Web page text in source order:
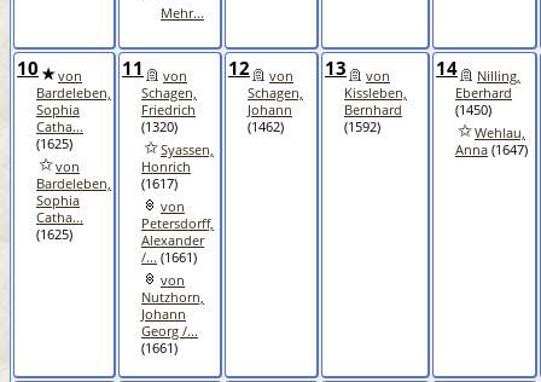
Mehr...
10
von
Bardeleben,
Sophia
Catha...
(1625)
von
Bardeleben,
Sophia
Catha...
(1625)
11
von
Schagen,
Friedrich
(1320)
Syassen,
Honrich
(1617)
von
Petersdorff,
Alexander
/... (1661)
von
Nutzhorn,
Johann
Georg /...
(1661)
12
von
Schagen,
Johann
(1462)
13
von
Kissleben,
Bernhard
(1592)
14
Nilling,
Eberhard
(1450)
Wehlau,
Anna (1647)